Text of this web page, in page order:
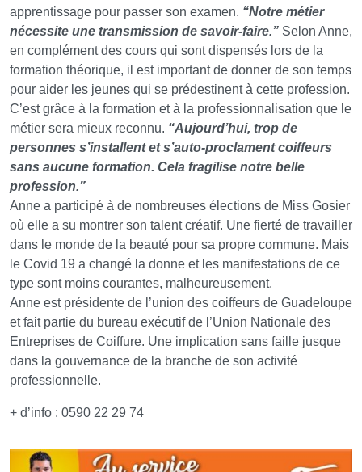
apprentissage pour passer son examen. “Notre métier
nécessite une transmission de savoir-faire.” Selon Anne,
en complément des cours qui sont dispensés lors de la
formation théorique, il est important de donner de son temps
pour aider les jeunes qui se prédestinent à cette profession.
C’est grâce à la formation et à la professionnalisation que le
métier sera mieux reconnu. “Aujourd’hui, trop de
personnes s’installent et s’auto-proclament coiffeurs
sans aucune formation. Cela fragilise notre belle
profession.”
Anne a participé à de nombreuses élections de Miss Gosier
où elle a su montrer son talent créatif. Une fierté de travailler
dans le monde de la beauté pour sa propre commune. Mais
le Covid 19 a changé la donne et les manifestations de ce
type sont moins courantes, malheureusement.
Anne est présidente de l’union des coiffeurs de Guadeloupe
et fait partie du bureau exécutif de l’Union Nationale des
Entreprises de Coiffure. Une implication sans faille jusque
dans la gouvernance de la branche de son activité
professionnelle.
+ d’info : 0590 22 29 74